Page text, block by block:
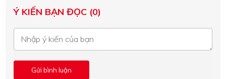
Ý KIẾN BẠN ĐỌC (0)